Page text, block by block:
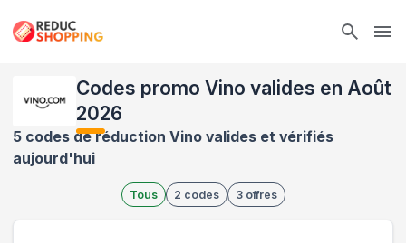
Codes promo Vino valides en Août
2026
5 codes de réduction Vino valides et vérifiés
aujourd'hui
Tous 2 codes 3 offres